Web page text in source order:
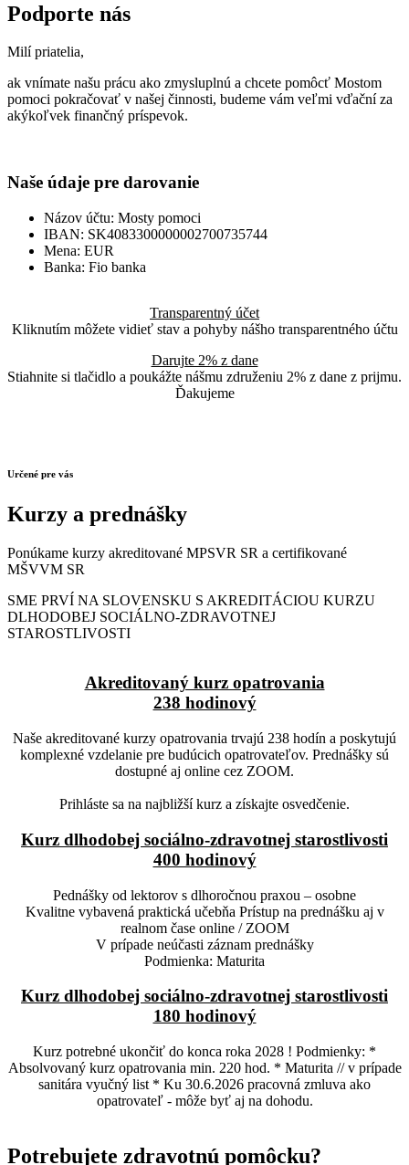
Podporte nás
Milí priatelia,
ak vnímate našu prácu ako zmysluplnú a chcete pomôcť Mostom
pomoci pokračovať v našej činnosti, budeme vám veľmi vďační za
akýkoľvek finančný príspevok.
Naše údaje pre darovanie
Názov účtu: Mosty pomoci
IBAN: SK4083300000002700735744
Mena: EUR
Banka: Fio banka
Transparentný účet
Kliknutím môžete vidieť stav a pohyby nášho transparentného účtu
Darujte 2% z dane
Stiahnite si tlačidlo a poukážte nášmu združeniu 2% z dane z prijmu.
Ďakujeme
Určené pre vás
Kurzy a prednášky
Ponúkame kurzy akreditované MPSVR SR a certifikované
MŠVVM SR
SME PRVÍ NA SLOVENSKU S AKREDITÁCIOU KURZU
DLHODOBEJ SOCIÁLNO-ZDRAVOTNEJ
STAROSTLIVOSTI
Akreditovaný kurz opatrovania
238 hodinový
Naše akreditované kurzy opatrovania trvajú 238 hodín a poskytujú
komplexné vzdelanie pre budúcich opatrovateľov. Prednášky sú
dostupné aj online cez ZOOM.
Prihláste sa na najbližší kurz a získajte osvedčenie.
Kurz dlhodobej sociálno-zdravotnej starostlivosti
400 hodinový
Pednášky od lektorov s dlhoročnou praxou – osobne
Kvalitne vybavená praktická učebňa Prístup na prednášku aj v
realnom čase online / ZOOM
V prípade neúčasti záznam prednášky
Podmienka: Maturita
Kurz dlhodobej sociálno-zdravotnej starostlivosti
180 hodinový
Kurz potrebné ukončiť do konca roka 2028 ! Podmienky: *
Absolvovaný kurz opatrovania min. 220 hod. * Maturita // v prípade
sanitára vyučný list * Ku 30.6.2026 pracovná zmluva ako
opatrovateľ - môže byť aj na dohodu.
Potrebujete zdravotnú pomôcku?